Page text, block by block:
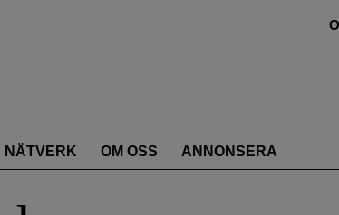
NÄTVERK OM OSS ANNONSERA